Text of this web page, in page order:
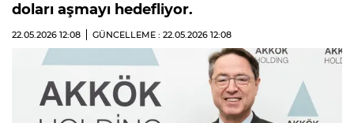
doları aşmayı hedefliyor.
22.05.2026 12:08 GÜNCELLEME : 22.05.2026 12:08